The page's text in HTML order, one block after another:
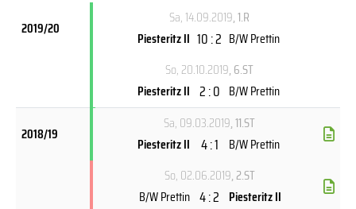
2019/20
Sa, 14.09.2019, 1.R
Piesteritz II 10 : 2 B/W Prettin
So, 20.10.2019, 6.ST
Piesteritz II 2 : 0 B/W Prettin
2018/19
Sa, 09.03.2019, 11.ST
Piesteritz II 4 : 1 B/W Prettin
So, 02.06.2019, 2.ST
B/W Prettin 4 : 2 Piesteritz II